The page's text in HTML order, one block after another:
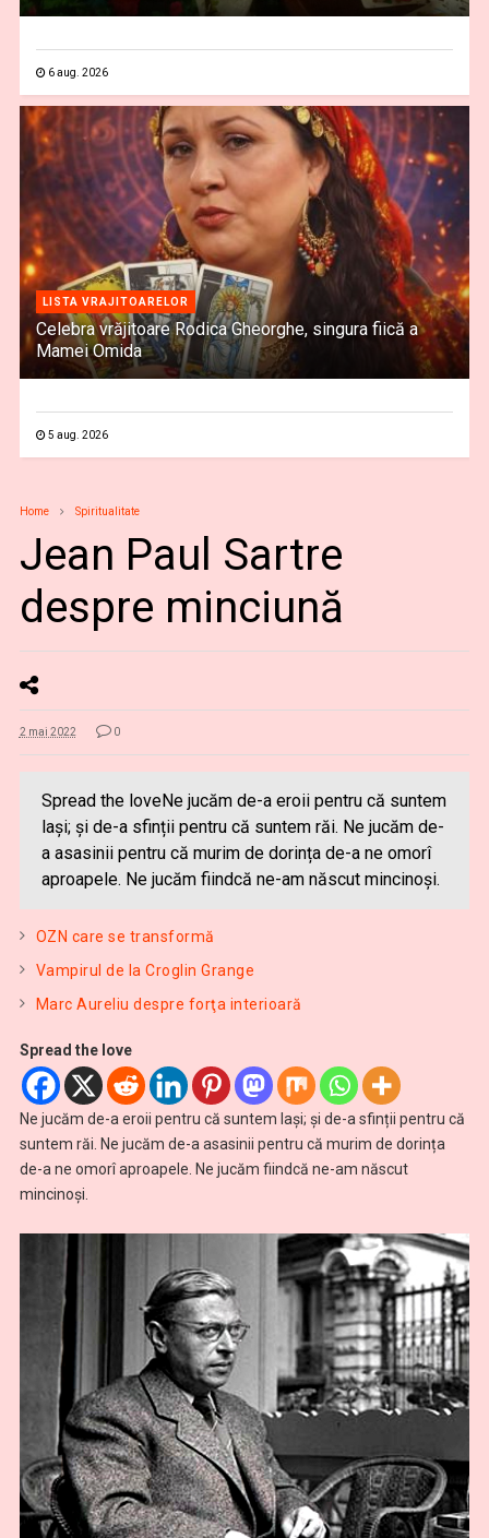
6 aug. 2026
LISTA VRAJITOARELOR
Celebra vrăjitoare Rodica Gheorghe, singura fiică a
Mamei Omida
5 aug. 2026
Home Spiritualitate
Jean Paul Sartre
despre minciună
2 mai 2022 0
Spread the loveNe jucăm de-a eroii pentru că suntem
lași; și de-a sfinții pentru că suntem răi. Ne jucăm de-
a asasinii pentru că murim de dorința de-a ne omorî
aproapele. Ne jucăm fiindcă ne-am născut mincinoși.
OZN care se transformă
Vampirul de la Croglin Grange
Marc Aureliu despre forţa interioară
Spread the love
Ne jucăm de-a eroii pentru că suntem lași; și de-a sfinții pentru că
suntem răi. Ne jucăm de-a asasinii pentru că murim de dorința
de-a ne omorî aproapele. Ne jucăm fiindcă ne-am născut
mincinoși.